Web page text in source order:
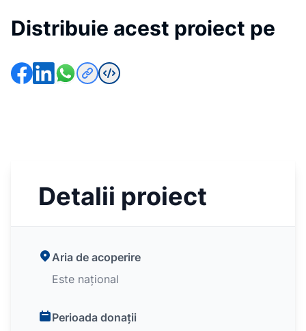
Distribuie acest proiect pe
Detalii proiect
Aria de acoperire
Este național
Perioada donații